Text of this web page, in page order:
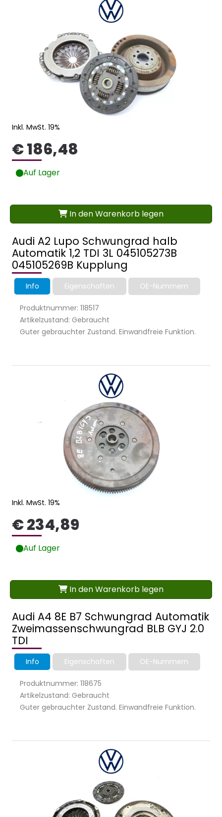
Audi A2 Lupo Schwungrad halb
Automatik 1,2 TDI 3L 045105273B
045105269B Kupplung
Info Eigenschaften OE-Nummern
Produktnummer: 118517
Artikelzustand: Gebraucht
Guter gebrauchter Zustand. Einwandfreie Funktion.
Inkl. MwSt. 19%
€ 186,48
Auf Lager
In den Warenkorb legen
Audi A4 8E B7 Schwungrad Automatik
Zweimassenschwungrad BLB GYJ 2.0
TDI
Info Eigenschaften OE-Nummern
Produktnummer: 118675
Artikelzustand: Gebraucht
Guter gebrauchter Zustand. Einwandfreie Funktion.
Inkl. MwSt. 19%
€ 234,89
Auf Lager
In den Warenkorb legen